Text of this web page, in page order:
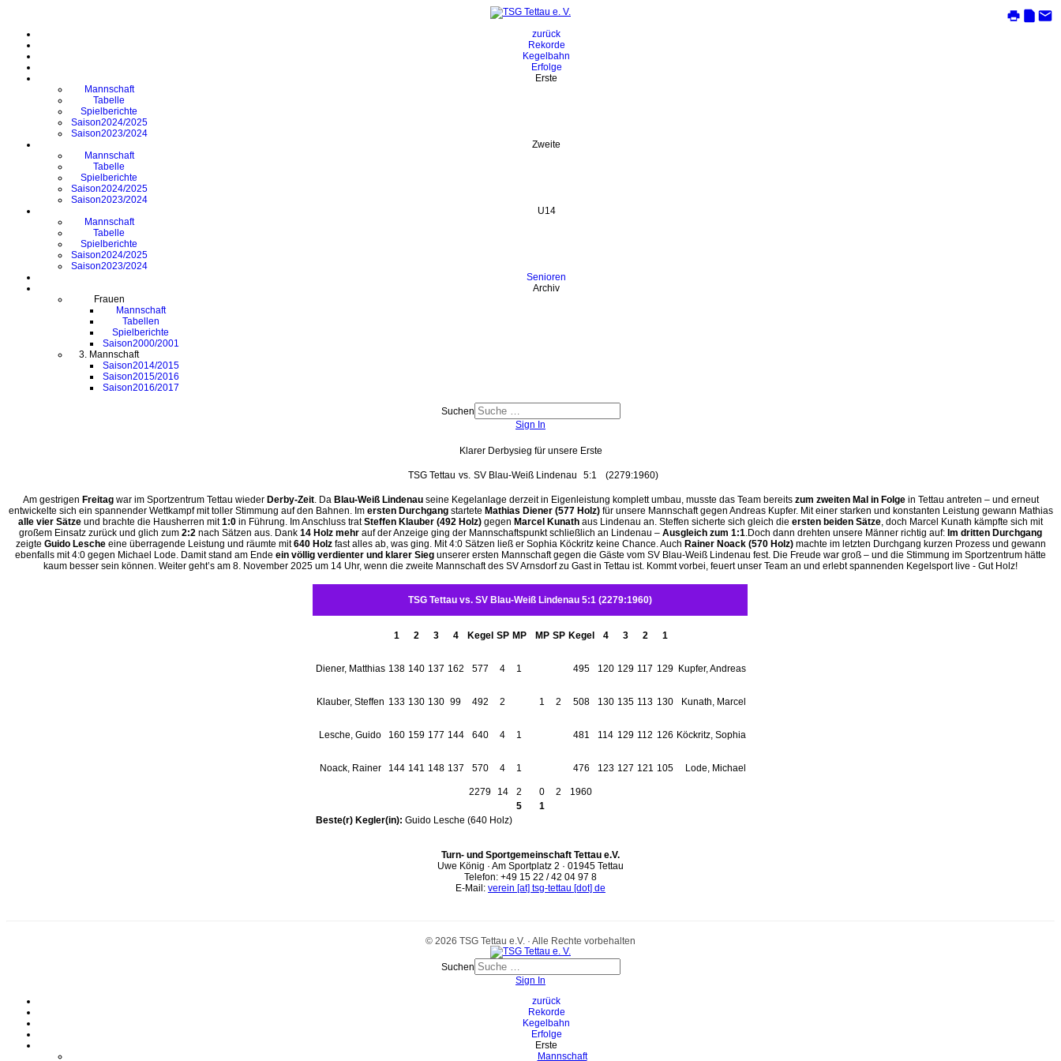
zurück
Rekorde
Kegelbahn
Erfolge
Erste
Mannschaft
Tabelle
Spielberichte
Saison2024/2025
Saison2023/2024
Zweite
Mannschaft
Tabelle
Spielberichte
Saison2024/2025
Saison2023/2024
U14
Mannschaft
Tabelle
Spielberichte
Saison2024/2025
Saison2023/2024
Senioren
Archiv
Frauen
Mannschaft
Tabellen
Spielberichte
Saison2000/2001
3. Mannschaft
Saison2014/2015
Saison2015/2016
Saison2016/2017
Suchen
Sign In
Klarer Derbysieg für unsere Erste
TSG Tettau vs. SV Blau-Weiß Lindenau 5:1 (2279:1960)
Am gestrigen Freitagwar im Sportzentrum Tettau wieder Derby-Zeit. Da Blau-Weiß Lindenauseine Kegelanlage derzeit in Eigenleistung komplett umbau, musste das Team bereits zum zweiten Mal in Folgein Tettau antreten – und erneut
entwickelte sich ein spannender Wettkampf mit toller Stimmung auf den Bahnen. Im ersten Durchgangstartete Mathias Diener (577 Holz)für unsere Mannschaft gegen Andreas Kupfer. Mit einer starken und konstanten Leistung gewann Mathias
alle vier Sätze und brachte die Hausherren mit1:0 in Führung. Im Anschluss tratSteffen Klauber (492 Holz) gegen Marcel Kunath aus Lindenau an. Steffen sicherte sich gleich die ersten beiden Sätze, doch Marcel Kunath kämpfte sich mit
großem Einsatz zurück und glich zum 2:2 nach Sätzen aus. Dank 14 Holz mehr auf der Anzeige ging der Mannschaftspunkt schließlich an Lindenau – Ausgleich zum 1:1.Doch dann drehten unsere Männer richtig auf: Im dritten Durchgang
zeigte Guido Lescheeine überragende Leistung und räumte mit640 Holzfast alles ab, was ging. Mit 4:0 Sätzen ließ er Sophia Köckritz keine Chance. Auch Rainer Noack (570 Holz)machte im letzten Durchgang kurzen Prozess und gewann
ebenfalls mit 4:0 gegen Michael Lode. Damit stand am Ende ein völlig verdienter und klarer Sieg unserer ersten Mannschaft gegen die Gäste vom SV Blau-Weiß Lindenau fest. Die Freude war groß – und die Stimmung im Sportzentrum hätte
kaum besser sein können. Weiter geht’s am 8. November 2025 um 14 Uhr, wenn die zweite Mannschaft des SV Arnsdorf zu Gast in Tettau ist. Kommt vorbei, feuert unser Team an und erlebt spannenden Kegelsport live - Gut Holz!
TSG Tettau vs. SV Blau-Weiß Lindenau 5:1 (2279:1960)
1 2 3 4 Kegel SP MP MP SP Kegel 4 3 2 1
Diener, Matthias 138 140 137 162 577 4 1 495 120 129 117 129 Kupfer, Andreas
Klauber, Steffen 133 130 130 99 492 2 1 2 508 130 135 113 130 Kunath, Marcel
Lesche, Guido 160 159 177 144 640 4 1 481 114 129 112 126 Köckritz, Sophia
Noack, Rainer 144 141 148 137 570 4 1 476 123 127 121 105 Lode, Michael
2279 14 2 0 2
1960
5
1
Beste(r) Kegler(in): Guido Lesche (640 Holz)
Turn- und Sportgemeinschaft Tettau e.V.
Uwe König · Am Sportplatz 2 · 01945 Tettau
Telefon: +49 15 22 / 42 04 97 8
E-Mail: verein [at] tsg-tettau [dot] de
© 2026 TSG Tettau e.V. · Alle Rechte vorbehalten
Suchen
Sign In
zurück
Rekorde
Kegelbahn
Erfolge
Erste
Mannschaft